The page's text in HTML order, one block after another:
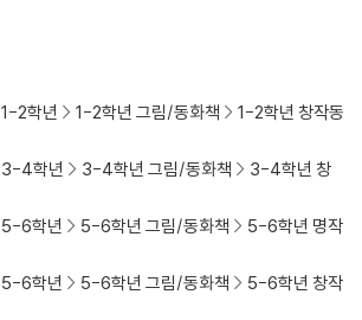
1-2학년 1-2학년 그림/동화책
1-2학년 창작동
3-4학년 3-4학년 그림/동화책
3-4학년 창
5-6학년 5-6학년 그림/동화책
5-6학년 명작
5-6학년 5-6학년 그림/동화책
5-6학년 창작